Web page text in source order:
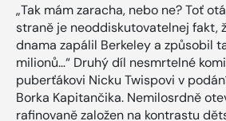
„Tak mám zaracha, nebo ne? Toť
straně je neoddiskutovatelnej fakt,
dnama zapálil Berkeley a způsobil
milionů…“ Druhý díl nesmrtelné
puberťákovi Nicku Twispovi v
Borka Kapitančika. Nemilosrdně
rafinovaně založen na kontrastu